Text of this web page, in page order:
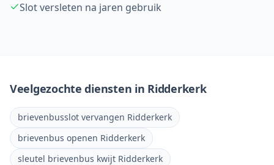
Slot versleten na jaren gebruik
Veelgezochte diensten in Ridderkerk
brievenbusslot vervangen Ridderkerk
brievenbus openen Ridderkerk
sleutel brievenbus kwijt Ridderkerk